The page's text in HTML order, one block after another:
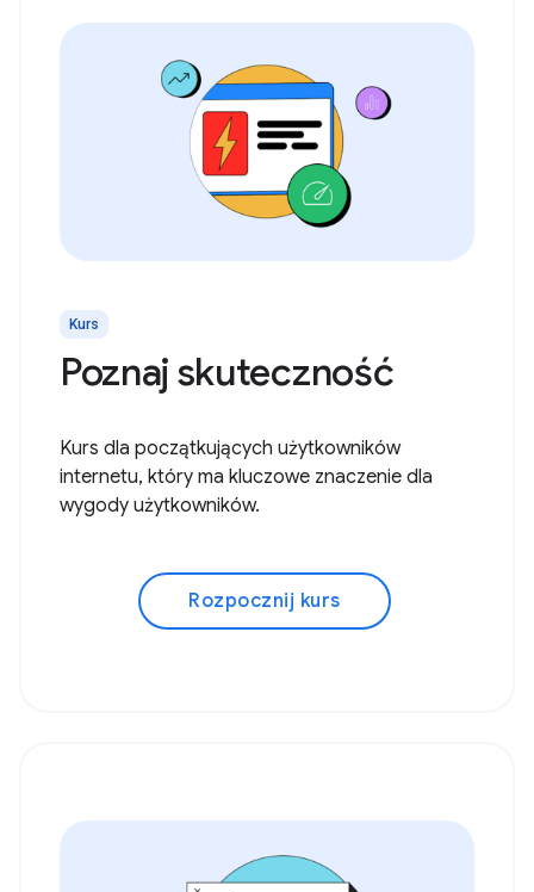
Kurs
Poznaj skuteczność
Kurs dla początkujących użytkowników
internetu, który ma kluczowe znaczenie dla
wygody użytkowników.
Rozpocznij kurs